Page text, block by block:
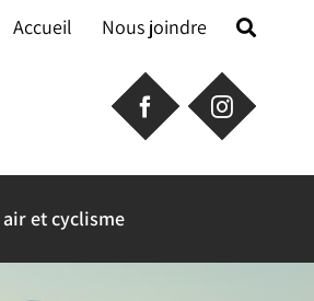
Accueil Nous joindre
et cyclisme